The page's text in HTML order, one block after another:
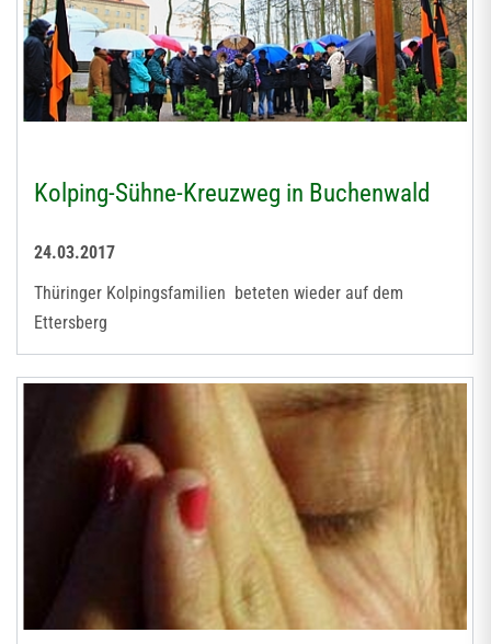
Kolping-Sühne-Kreuzweg in Buchenwald
24.03.2017
Thüringer Kolpingsfamilien beteten wieder auf dem
Ettersberg